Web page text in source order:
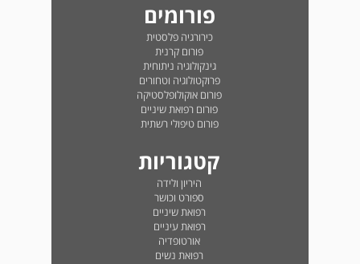
פורומים
כירורגיה פלסטית
פורום קרנית
גינקולוגיה ניתוחית
פרוקטולוגיה וטחורים
פורום אוקולופלסטיקה
פורום רפואת שיניים
פורום טיפולי רשתית
קטגוריות
היריון ולידה
ספורט וכושר
רפואת שיניים
רפואת עיניים
אורטופדיה
רפואת נשים